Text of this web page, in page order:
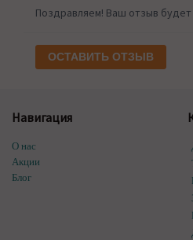
Поздравляем! Ваш отзыв
ОСТАВИТЬ ОТЗЫВ
Навигация
О нас
Акции
Блог